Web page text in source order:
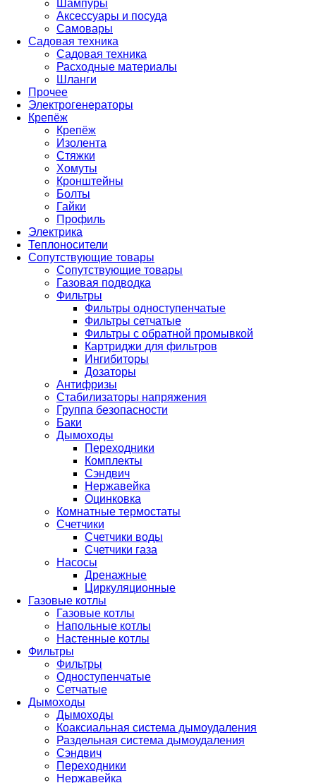
Шампуры
Аксессуары и посуда
Самовары
Садовая техника
Садовая техника
Расходные материалы
Шланги
Прочее
Электрогенераторы
Крепёж
Крепёж
Изолента
Стяжки
Хомуты
Кронштейны
Болты
Гайки
Профиль
Электрика
Теплоносители
Сопутствующие товары
Сопутствующие товары
Газовая подводка
Фильтры
Фильтры одноступенчатые
Фильтры сетчатые
Фильтры с обратной промывкой
Картриджи для фильтров
Ингибиторы
Дозаторы
Антифризы
Стабилизаторы напряжения
Группа безопасности
Баки
Дымоходы
Переходники
Комплекты
Сэндвич
Нержавейка
Оцинковка
Комнатные термостаты
Счетчики
Счетчики воды
Счетчики газа
Насосы
Дренажные
Циркуляционные
Газовые котлы
Газовые котлы
Напольные котлы
Настенные котлы
Фильтры
Фильтры
Одноступенчатые
Сетчатые
Дымоходы
Дымоходы
Коаксиальная система дымоудаления
Раздельная система дымоудаления
Сэндвич
Переходники
Нержавейка